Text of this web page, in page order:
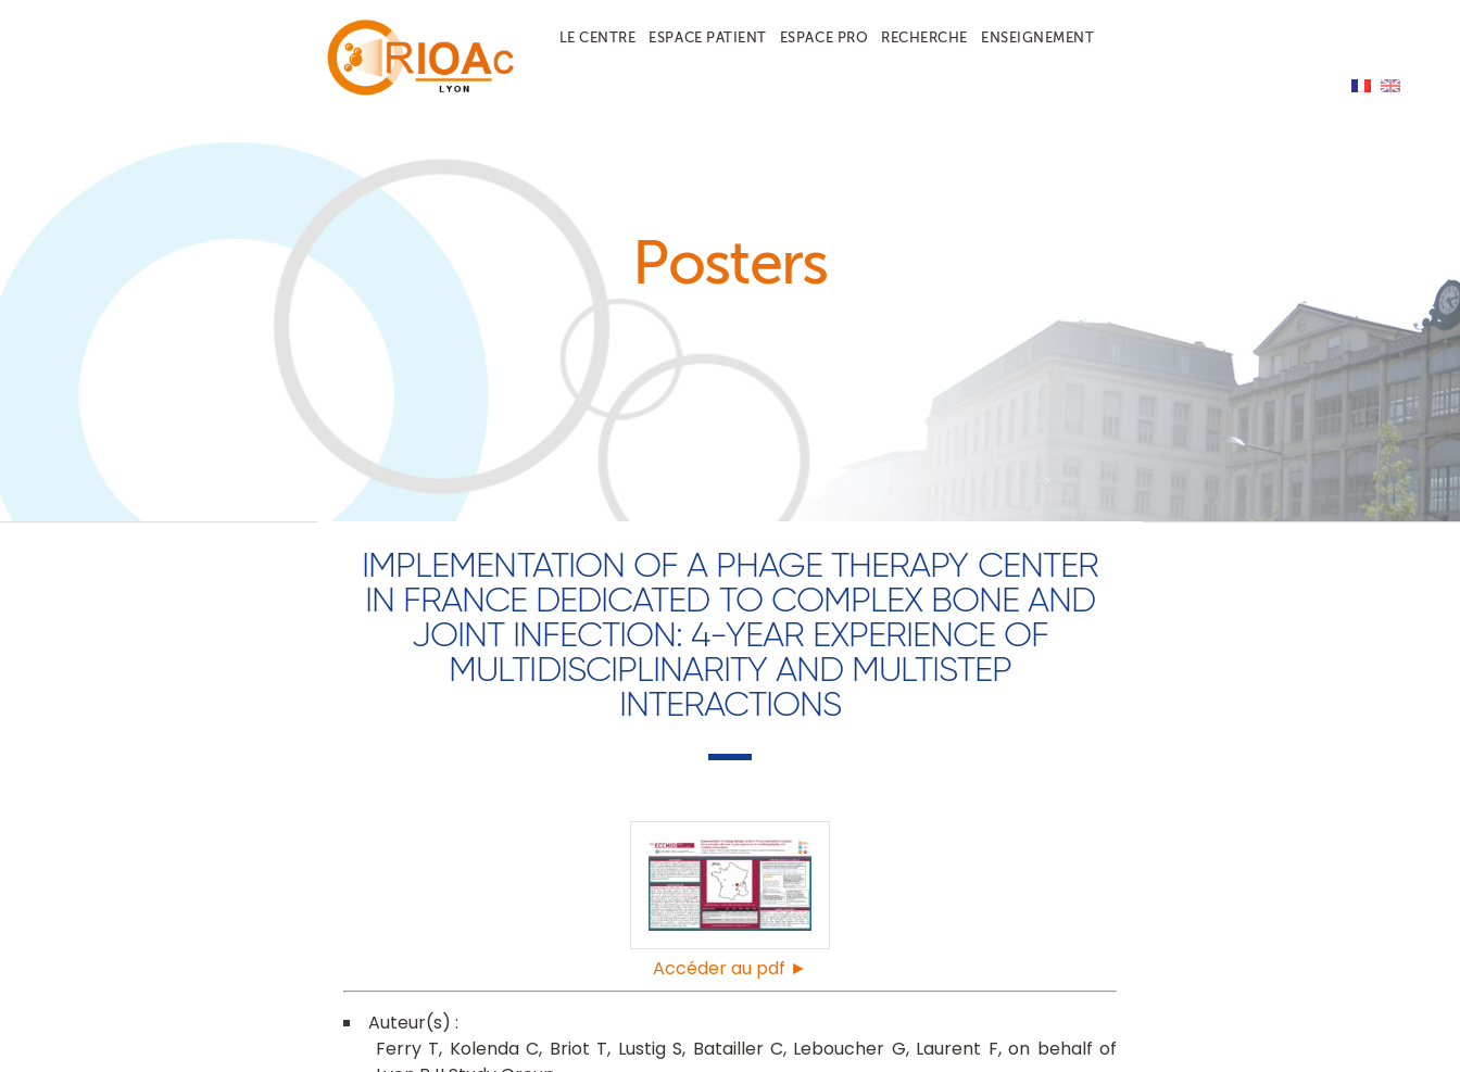
LE CENTRE ESPACE PATIENT ESPACE PRO RECHERCHE ENSEIGNEMENT
Posters
IMPLEMENTATION OF A PHAGE THERAPY CENTER
IN FRANCE DEDICATED TO COMPLEX BONE AND
JOINT INFECTION: 4-YEAR EXPERIENCE OF
MULTIDISCIPLINARITY AND MULTISTEP
INTERACTIONS
Accéder au pdf ►
Ferry T Kolenda C Briot T Lustig S Batailler C Leboucher G Laurent F on behalf of